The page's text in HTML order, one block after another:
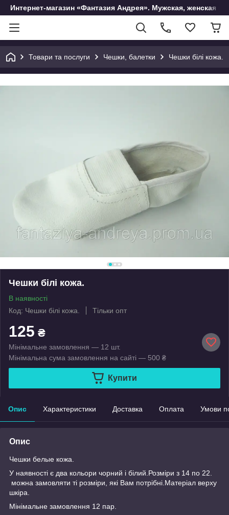
Интернет-магазин «Фантазия Андрея». Мужская, женская и
Товари та послуги Чешки, балетки Чешки білі кожа.
Чешки білі кожа.
В наявності
Код: Чешки білі кожа.
Тільки опт
125 ₴
Мінімальне замовлення — 12 шт.
Мінімальна сума замовлення на сайті — 500 ₴
Купити
Опис Характеристики Доставка Оплата Умови
Опис
Чешки белые кожа.
У наявності є два кольори чорний і білий.Розміри з 14 по 22.
можна замовляти ті розміри, які Вам потрібні.Матеріал верху
шкіра.
Мінімальне замовлення 12 пар.